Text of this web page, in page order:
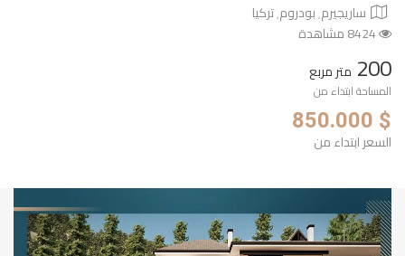
ساريجيرم٬ بودروم٬ تركيا
200 متر مربع
المساحة ابتداء من
$ 850.000
السعر ابتداء من